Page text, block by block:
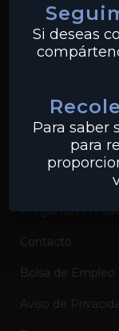
Conexiones
Sobre Industrias
Certificados de
Catálogos de
Preguntas
Contacto
Bolsa de Empleo
Aviso de
Si deseas
Para saber
para